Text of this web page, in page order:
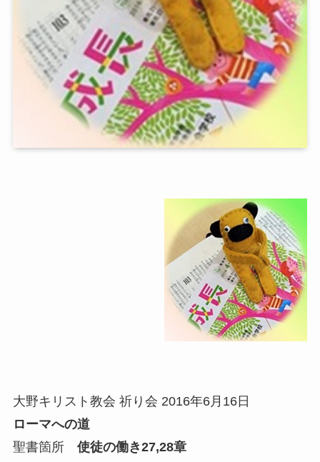
大野キリスト教会 祈り会 2016年6月16日
ローマへの道
聖書箇所 使徒の働き27,28章